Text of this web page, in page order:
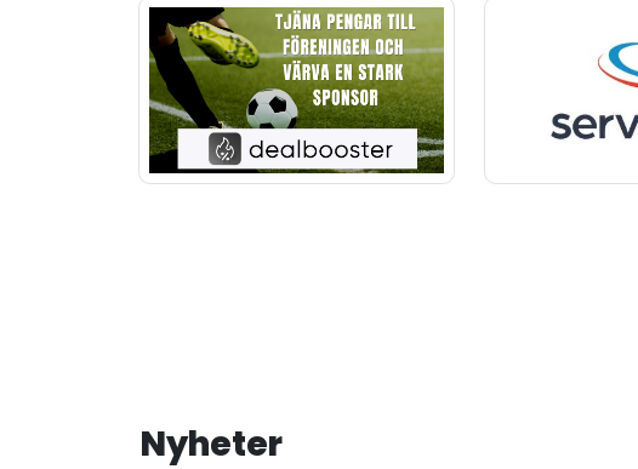
Nyheter